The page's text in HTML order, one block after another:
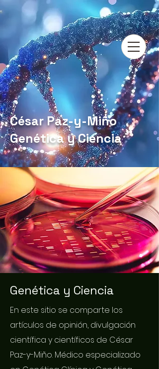
César Paz-y-Miño
Genética y Ciencia
Genética y Ciencia
En este sitio se comparte los
artículos de opinión, divulgación
científica y científicos de César
Paz-y-Miño. Médico especializado